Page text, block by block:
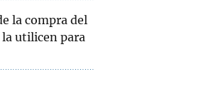
la compra del
utilicen para